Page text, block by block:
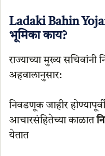
Ladaki Bahin
भूमिका काय?
राज्याच्या मुख्य
अहवालानुसार:
निवडणूक जाहीर
आचारसंहितेच्या काळात
येतात